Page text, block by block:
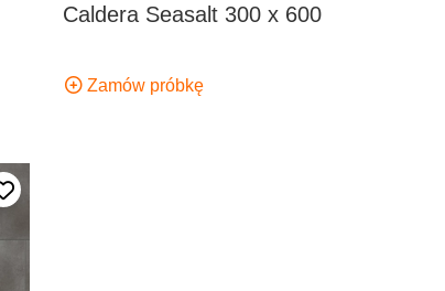
Caldera Seasalt 300 x 600
Zamów próbkę
Dodaj do ulubionych